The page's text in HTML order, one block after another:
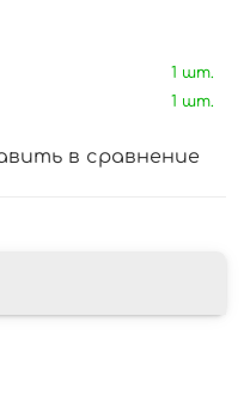
в сравнение
1 шт.
1 шт.